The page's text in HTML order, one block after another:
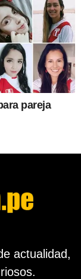
pareja
actualidad,